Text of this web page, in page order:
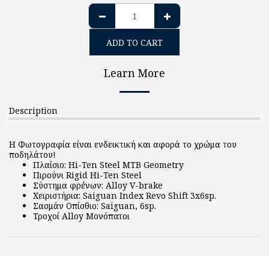
ADD TO CART
Learn More
Description
Η Φωτογραφία είναι ενδεικτική και αφορά το χρώμα του
ποδηλάτου!
Πλαίσιο: Hi-Ten Steel MTB Geometry
Πιρούνι Rigid Hi-Ten Steel
Σύστημα φρένων: Alloy V-brake
Χειριστήρια: Saiguan Index Revo Shift 3x6sp.
Σασμάν Οπίσθιο: Saiguan, 6sp.
Τροχοί Alloy Μονόπατοι